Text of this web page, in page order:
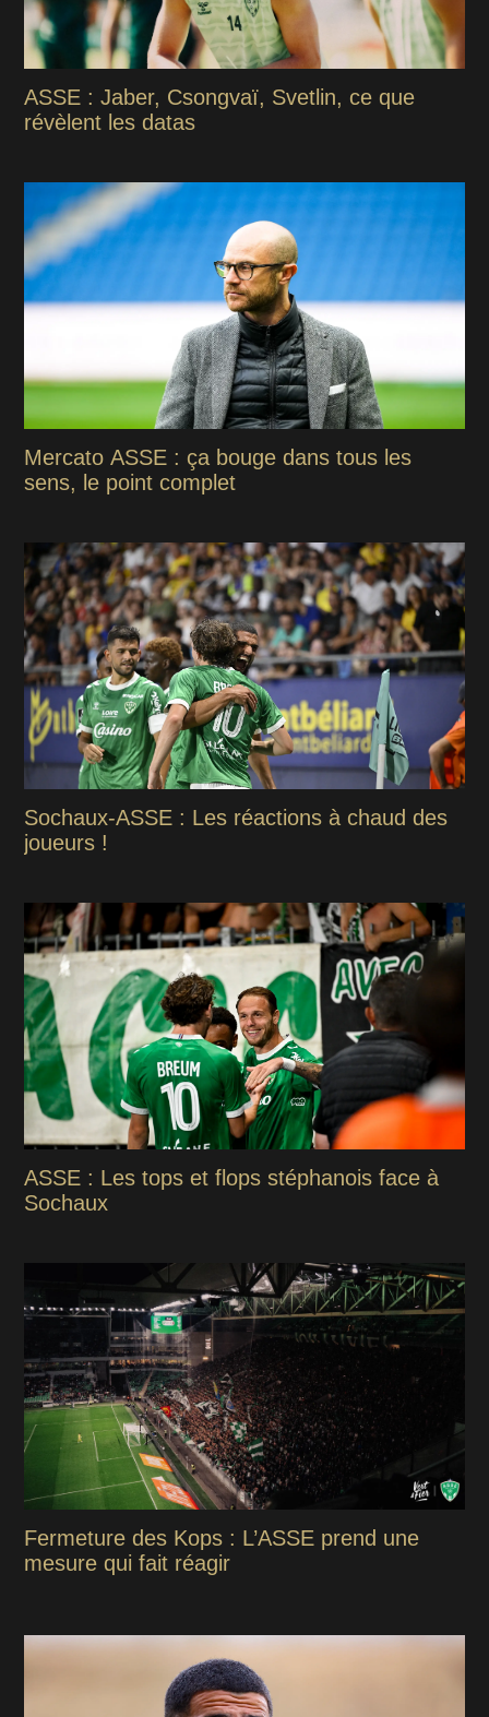
ASSE : Jaber, Csongvaï, Svetlin, ce que
révèlent les datas
Mercato ASSE : ça bouge dans tous les
sens, le point complet
Sochaux-ASSE : Les réactions à chaud des
joueurs !
ASSE : Les tops et flops stéphanois face à
Sochaux
Fermeture des Kops : L’ASSE prend une
mesure qui fait réagir